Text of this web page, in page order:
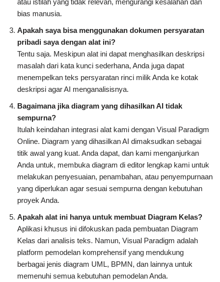
bias manusia.
Apakah saya bisa menggunakan dokumen persyaratan
pribadi saya dengan alat ini?
Tentu saja. Meskipun alat ini dapat menghasilkan deskripsi
masalah dari kata kunci sederhana, Anda juga dapat
menempelkan teks persyaratan rinci milik Anda ke kotak
deskripsi agar AI menganalisisnya.
Bagaimana jika diagram yang dihasilkan AI tidak
sempurna?
Itulah keindahan integrasi alat kami dengan Visual Paradigm
Online. Diagram yang dihasilkan AI dimaksudkan sebagai
titik awal yang kuat. Anda dapat, dan kami menganjurkan
Anda untuk, membuka diagram di editor lengkap kami untuk
melakukan penyesuaian, penambahan, atau penyempurnaan
yang diperlukan agar sesuai sempurna dengan kebutuhan
proyek Anda.
Apakah alat ini hanya untuk membuat Diagram Kelas?
Aplikasi khusus ini difokuskan pada pembuatan Diagram
Kelas dari analisis teks. Namun, Visual Paradigm adalah
platform pemodelan komprehensif yang mendukung
berbagai jenis diagram UML, BPMN, dan lainnya untuk
memenuhi semua kebutuhan pemodelan Anda.